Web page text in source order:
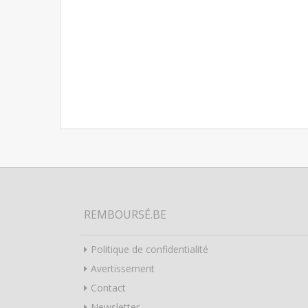
REMBOURSÉ.BE
Politique de confidentialité
Avertissement
Contact